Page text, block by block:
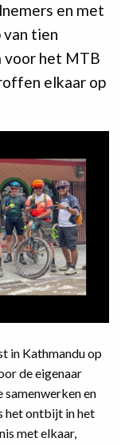
en met
van tien
voor het MTB
elkaar op
in Kathmandu op
de eigenaar
samenwerken en
het ontbijt in het
met elkaar,